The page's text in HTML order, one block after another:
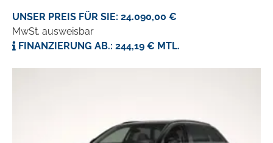
UNSER PREIS FÜR SIE: 24.090,00 €
MwSt. ausweisbar
FINANZIERUNG AB.: 244,19 € MTL.